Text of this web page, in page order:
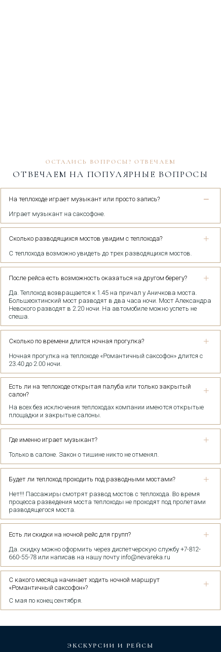
ОСТАЛИСЬ ВОПРОСЫ? ОТВЕЧАЕМ
ОТВЕЧАЕМ НА ПОПУЛЯРНЫЕ ВОПРОСЫ
На теплоходе играет музыкант или просто запись?
Играет музыкант на саксофоне.
Сколько разводящихся мостов увидим с теплохода?
С теплохода возможно увидеть до трех разводящихся мостов.
После рейса есть возможность оказаться на другом берегу?
Да. Теплоход возвращается к 1.45 на причал у Аничкова моста.
Большеохтинский мост разводят в два часа ночи. Мост Александра
Невского разводят в 2.20 ночи. На автомобиле можно успеть не
спеша.
Сколько по времени длится ночная прогулка?
Ночная прогулка на теплоходе «Романтичный саксофон» длится с
23.40 до 2.00 ночи.
Есть ли на теплоходе открытая палуба или только закрытый
салон?
На всех без исключения теплоходах компании имеются открытые
площадки и закрытые салоны.
Где именно играет музыкант?
Только в салоне. Закон о тишине никто не отменял.
Будет ли теплоход проходить под разводными мостами?
Нет!!! Пассажиры смотрят развод мостов с теплохода. Во время
процесса разведения моста теплоходы не проходят под пролетами
разводящегося моста.
Есть ли скидки на ночной рейс для групп?
Да. скидку можно оформить через диспетчерскую службу +7-812-
660-55-78 или написав на нашу почту info@nevareka.ru
С какого месяца начинает ходить ночной маршрут
«Романтичный саксофон»?
С мая по конец сентября.
ЭКСКУРСИИ И РЕЙСЫ